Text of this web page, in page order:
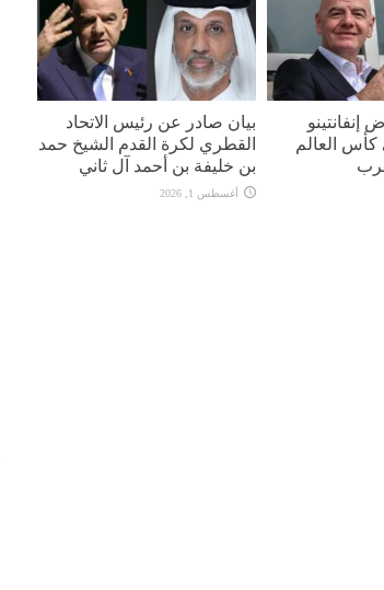
إنفانتينو
كأس العالم
بيان صادر عن رئيس الاتحاد
القطري لكرة القدم الشيخ حمد
بن خليفة بن أحمد آل ثاني
أغسطس 1, 2026